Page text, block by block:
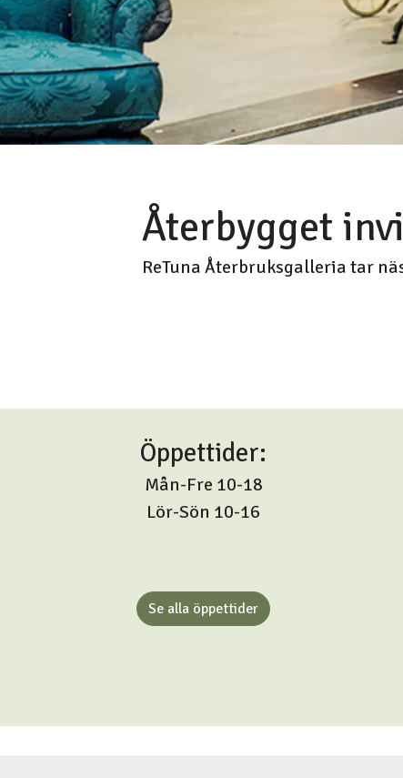
Återbygget
ReTuna Återbruksgalleria tar
Öppettider:
Mån-Fre 10-18
Lör-Sön 10-16
Se alla öppettider